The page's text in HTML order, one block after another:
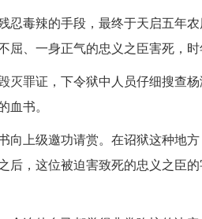
忍毒辣的手段，最终于天启五年
、一身正气的忠义之臣害死，时
灭罪证，下令狱中人员仔细搜查
书。
向上级邀功请赏。在诏狱这种地
后，这位被迫害致死的忠义之臣